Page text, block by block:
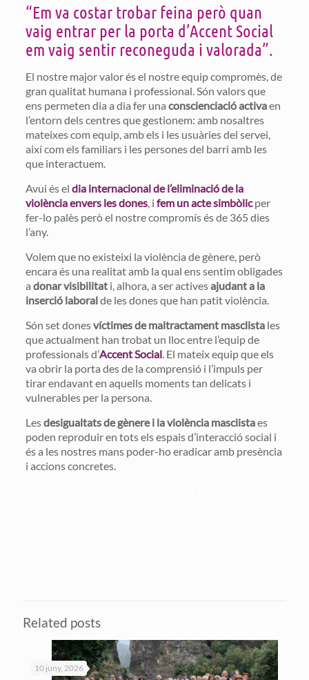
“Em va costar trobar feina però quan
vaig entrar per la porta d’Accent Social
em vaig sentir reconeguda i valorada”.
El nostre major valor és el nostre equip compromès, de
gran qualitat humana i professional. Són valors que
ens permeten dia a dia fer una conscienciació activaen
l’entorn dels centres que gestionem: amb nosaltres
mateixes com equip, amb els i les usuàries del servei,
així com els familiars i les persones del barri amb les
que interactuem.
Avui és el dia internacional de l’eliminació de la
violència envers les dones, i fem un acte simbòlicper
fer-lo palès però el nostre compromís és de 365 dies
l’any.
Volem que no existeixi la violència de gènere, però
encara és una realitat amb la qual ens sentim obligades
a donar visibilitati, alhora, a ser activesajudant a la
inserció laboralde les dones que han patit violència.
Són set donesvíctimes de maltractament masclistales
que actualment han trobat un lloc entre l’equip de
professionals d’Accent Social. El mateix equip que els
va obrir la porta des de la comprensió i l’impuls per
tirar endavant en aquells moments tan delicats i
vulnerables per la persona.
Lesdesigualtats de gènere i la violència masclistaes
poden reproduir en tots els espais d’interacció social i
és a les nostres mans poder-ho eradicar amb presència
i accions concretes.
Related posts
10 juny, 2026